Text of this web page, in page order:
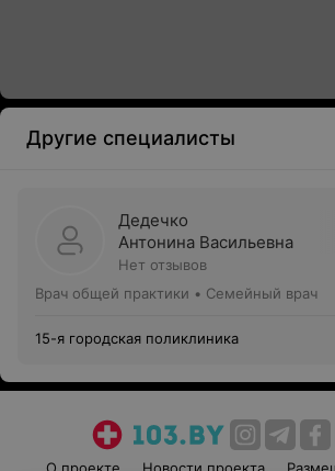
Другие специалисты
Дедечко
Антонина Васильевна
Нет отзывов
Врач общей практики • Семейный врач
15-я городская поликлиника